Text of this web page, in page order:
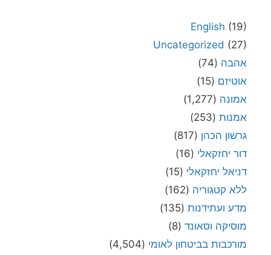
English (19)
Uncategorized (27)
אהבה (74)
אוטיזם (15)
אמונה (1,277)
אמנות (253)
גרשון הכהן (817)
דור יחזקאלי (16)
דניאל יחזקאלי (15)
ללא קטגוריה (162)
מדע ועתידנות (135)
מוסיקה וסאונד (8)
מורכבות בביטחון לאומי (4,504)